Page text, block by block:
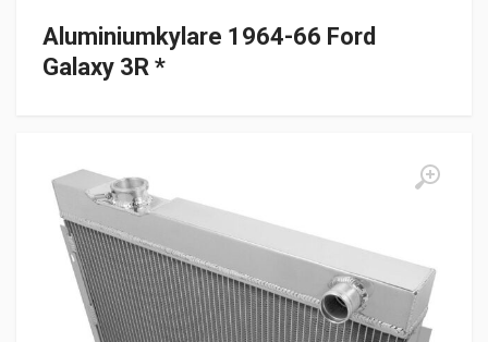
Aluminiumkylare 1964-66 Ford
Galaxy 3R *